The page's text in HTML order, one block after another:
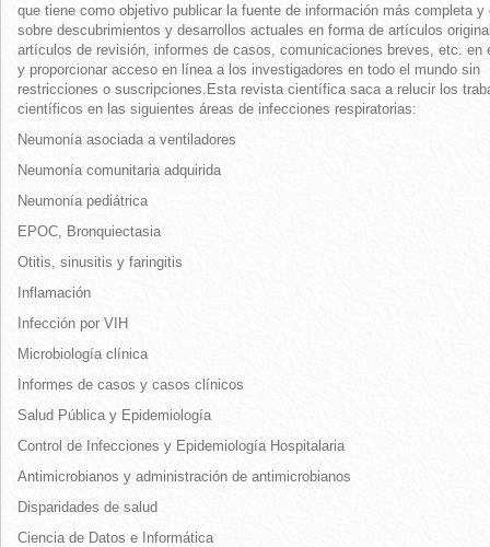
que tiene como objetivo publicar la fuente de información más completa y
sobre descubrimientos y desarrollos actuales en forma de artículos
artículos de revisión, informes de casos, comunicaciones breves, etc. en
y proporcionar acceso en línea a los investigadores en todo el mundo sin
restricciones o suscripciones. Esta revista científica saca a relucir los
científicos en las siguientes áreas de infecciones respiratorias:
Neumonía asociada a ventiladores
Neumonía comunitaria adquirida
Neumonía pediátrica
EPOC, Bronquiectasia
Otitis, sinusitis y faringitis
Inflamación
Infección por VIH
Microbiología clínica
Informes de casos y casos clínicos
Salud Pública y Epidemiología
Control de Infecciones y Epidemiología Hospitalaria
Antimicrobianos y administración de antimicrobianos
Disparidades de salud
Ciencia de Datos e Informática